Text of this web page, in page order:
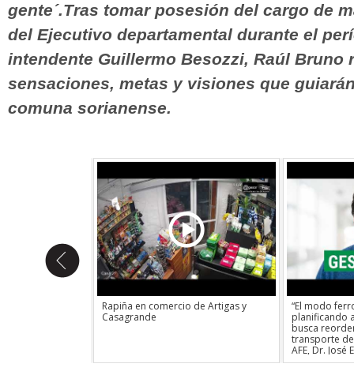
gente´.Tras tomar posesión del cargo de
del Ejecutivo departamental durante el
intendente Guillermo Besozzi, Raúl Bruno
sensaciones, metas y visiones que
comuna sorianense.
Rapiña en comercio de Artigas y
Casagrande
“El modo
planificando
busca
transporte
AFE, Dr.
los avances